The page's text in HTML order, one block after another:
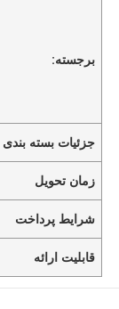
برجسته:
جزئیات بسته بندی
زمان تحویل
شرایط پرداخت
قابلیت ارائه